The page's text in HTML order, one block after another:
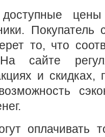
то, что
сайте
и скидках,
оплачивать